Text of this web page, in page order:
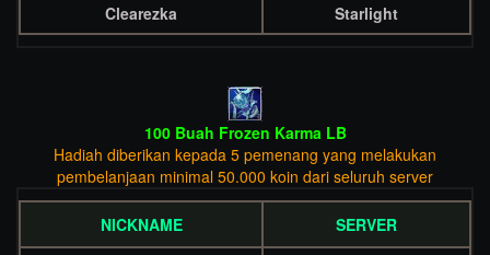
Clearezka
Starlight
100 Buah Frozen Karma LB
Hadiah diberikan kepada 5 pemenang yang melakukan
pembelanjaan minimal 50.000 koin dari seluruh server
NICKNAME
SERVER